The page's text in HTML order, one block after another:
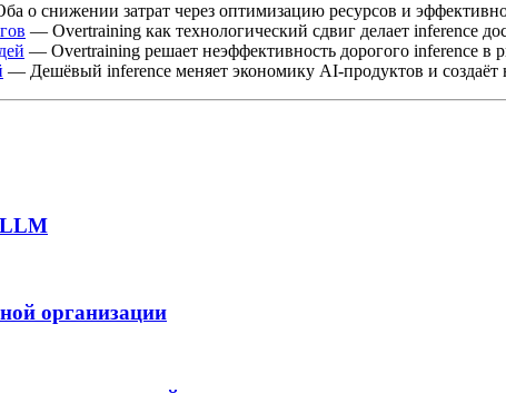
о снижении затрат через оптимизацию ресурсов и
— Overtraining как технологический сдвиг делает inference
— Overtraining решает неэффективность дорогого inference в
— Дешёвый inference меняет экономику AI-продуктов и создаёт
LLM
организации